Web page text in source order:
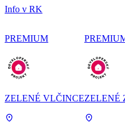
Info v RK
PREMIUM
ZELENÉ VLČINCEZELENÉ